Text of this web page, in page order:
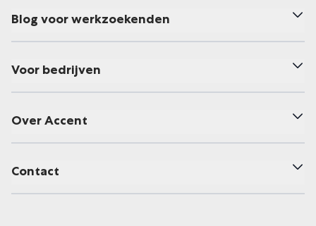
Blog voor werkzoekenden
Voor bedrijven
Over Accent
Contact